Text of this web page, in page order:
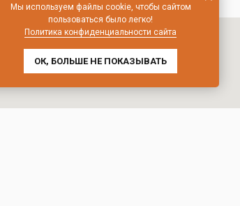
Мы используем файлы cookie, чтобы сайтом
пользоваться было легко!
Политика конфиденциальности сайта
ОК, БОЛЬШЕ НЕ ПОКАЗЫВАТЬ